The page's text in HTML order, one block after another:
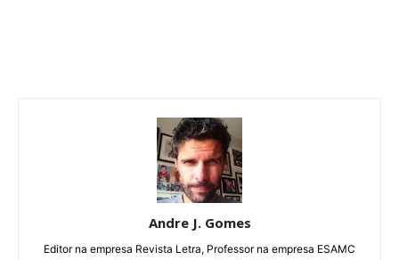
Andre J. Gomes
Editor na empresa Revista Letra, Professor na empresa ESAMC